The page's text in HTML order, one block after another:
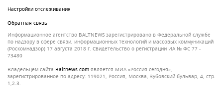
Настройки отслеживания
Обратная связь
Информационное агентство BALTNEWS зарегистрировано в Федеральной службе
по надзору в сфере связи, информационных технологий и массовых коммуникаций
(Роскомнадзор) 17 августа 2018 г. Свидетельство о регистрации ИА № ФС 77 -
73480
Владельцем сайта
baltnews.com является МИА «Россия сегодня»,
зарегистрированное по адресу: 119021, Россия, Москва, Зубовский бульвар, 4, стр.
1,2.3.